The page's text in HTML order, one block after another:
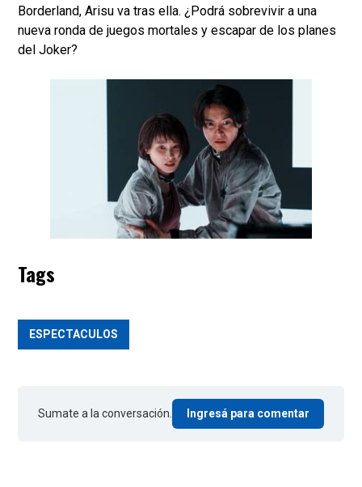
Borderland, Arisu va tras ella. ¿Podrá sobrevivir a una
nueva ronda de juegos mortales y escapar de los planes
del Joker?
Tags
ESPECTACULOS
Sumate a la conversación. Ingresá para comentar